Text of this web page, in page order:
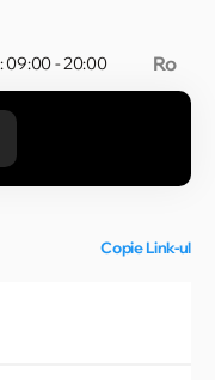
09:00 - 20:00 Ro
Copie Link-ul